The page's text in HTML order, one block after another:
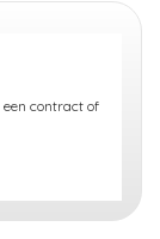
contract of